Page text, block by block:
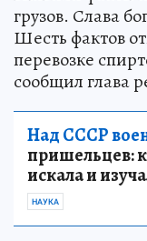
грузов. Слава
Шесть фактов
перевозке
сообщил глава
Над СССР
пришельцев:
искала и
НАУКА